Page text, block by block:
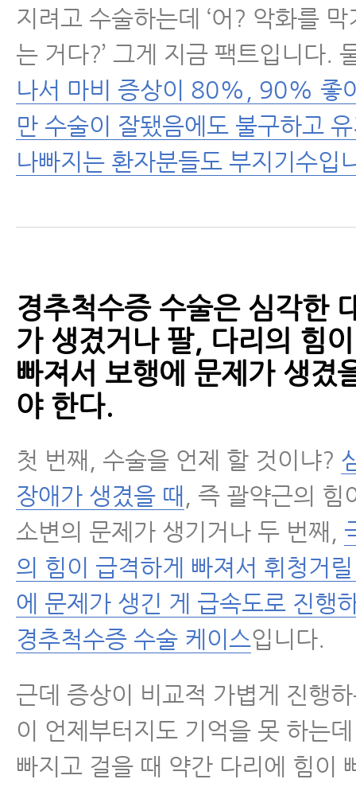
지려고 수술하는데 ‘어? 악화를
는 거다?’ 그게 지금 팩트입니다.
나서 마비 증상이 80%, 90% 좋
만 수술이 잘됐음에도 불구하고
나빠지는 환자분들도 부지기수입
경추척수증 수술은 심각한
가 생겼거나 팔, 다리의 힘
빠져서 보행에 문제가 생겼
야 한다.
첫 번째, 수술을 언제 할 것이냐?
장애가 생겼을 때 , 즉 괄약근의 힘
소변의 문제가 생기거나 두 번째,
의 힘이 급격하게 빠져서 휘청거
에 문제가 생긴 게 급속도로 진행
경추척수증 수술 케이스입니다.
근데 증상이 비교적 가볍게 진행
이 언제부터지도 기억을 못 하는
빠지고 걸을 때 약간 다리에 힘이